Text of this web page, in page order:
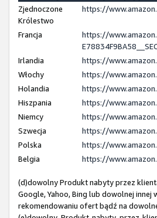
Zjednoczone
Królestwo
https://
Francja
https://
Irlandia
https://
Włochy
https://
Holandia
https://
Hiszpania
https://
Niemcy
https://
Szwecja
https://
Polska
https://
Belgia
https://
(d)dowolny Produkt nabyty przez
Google, Yahoo, Bing lub dowolnej innej
rekomendowaniu ofert bądź na